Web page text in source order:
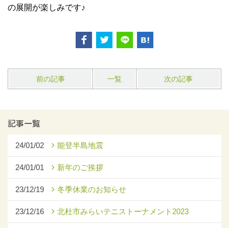
の展開が楽しみです♪
前の記事 一覧 次の記事
記事一覧
24/01/02 能登半島地震
24/01/01 新年のご挨拶
23/12/19 冬季休業のお知らせ
23/12/16 北杜市みらいテニストーナメント2023